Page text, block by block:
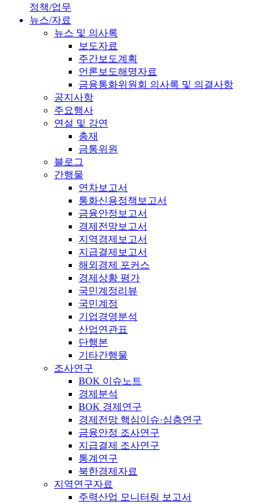
정책/업무
뉴스/자료
뉴스 및 의사록
보도자료
주간보도계획
언론보도해명자료
금융통화위원회 의사록 및 의결사항
공지사항
주요행사
연설 및 강연
총재
금통위원
블로그
간행물
연차보고서
통화신용정책보고서
금융안정보고서
경제전망보고서
지역경제보고서
지급결제보고서
해외경제 포커스
경제상황 평가
국민계정리뷰
국민계정
기업경영분석
산업연관표
단행본
기타간행물
조사연구
BOK 이슈노트
경제분석
BOK 경제연구
경제전망 핵심이슈·심층연구
금융안정 조사연구
지급결제 조사연구
통계연구
북한경제자료
지역연구자료
주력산업 모니터링 보고서